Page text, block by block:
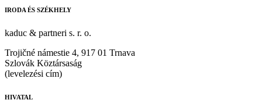
IRODA ÉS SZÉKHELY
kaduc & partneri s. r. o.
Trojičné námestie 4, 917 01 Trnava
Szlovák Köztársaság
(levelezési cím)
HIVATAL